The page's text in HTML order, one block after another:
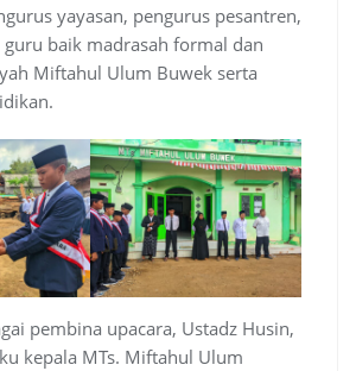
yayasan, pengurus pesantren,
baik madrasah formal dan
Miftahul Ulum Buwek serta
pembina upacara, Ustadz Husin,
kepala MTs. Miftahul Ulum